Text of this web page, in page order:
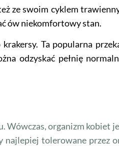
ze swoim cyklem
ów niekomfortowy stan.
Ta popularna
odzyskać pełnię
Wówczas, organizm kobiet
tolerowane przez